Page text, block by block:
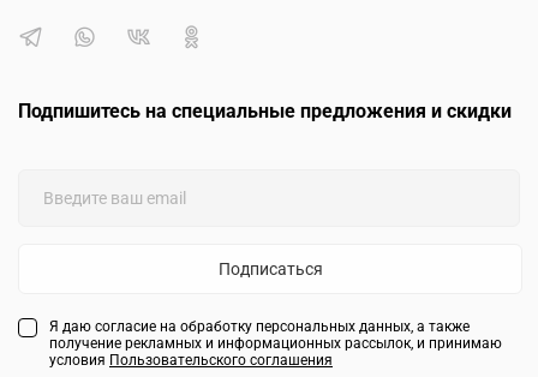
Подпишитесь на специальные предложения и скидки
Подписаться
Я даю согласие на обработку персональных данных, а также
получение рекламных и информационных рассылок, и принимаю
условия Пользовательского соглашения